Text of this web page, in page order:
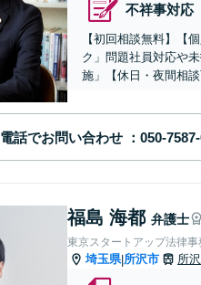
不祥事対応
【初回相談無料】【
ク」問題社員対応や
施」【休日・夜間相談
電話でお問い合わせ
福島 海都 弁護士
東京スタートアップ法律
埼玉県|所沢市 所